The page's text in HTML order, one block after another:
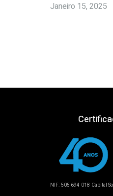
Janeiro 15, 2025
NIF: 505 694 018 Capital